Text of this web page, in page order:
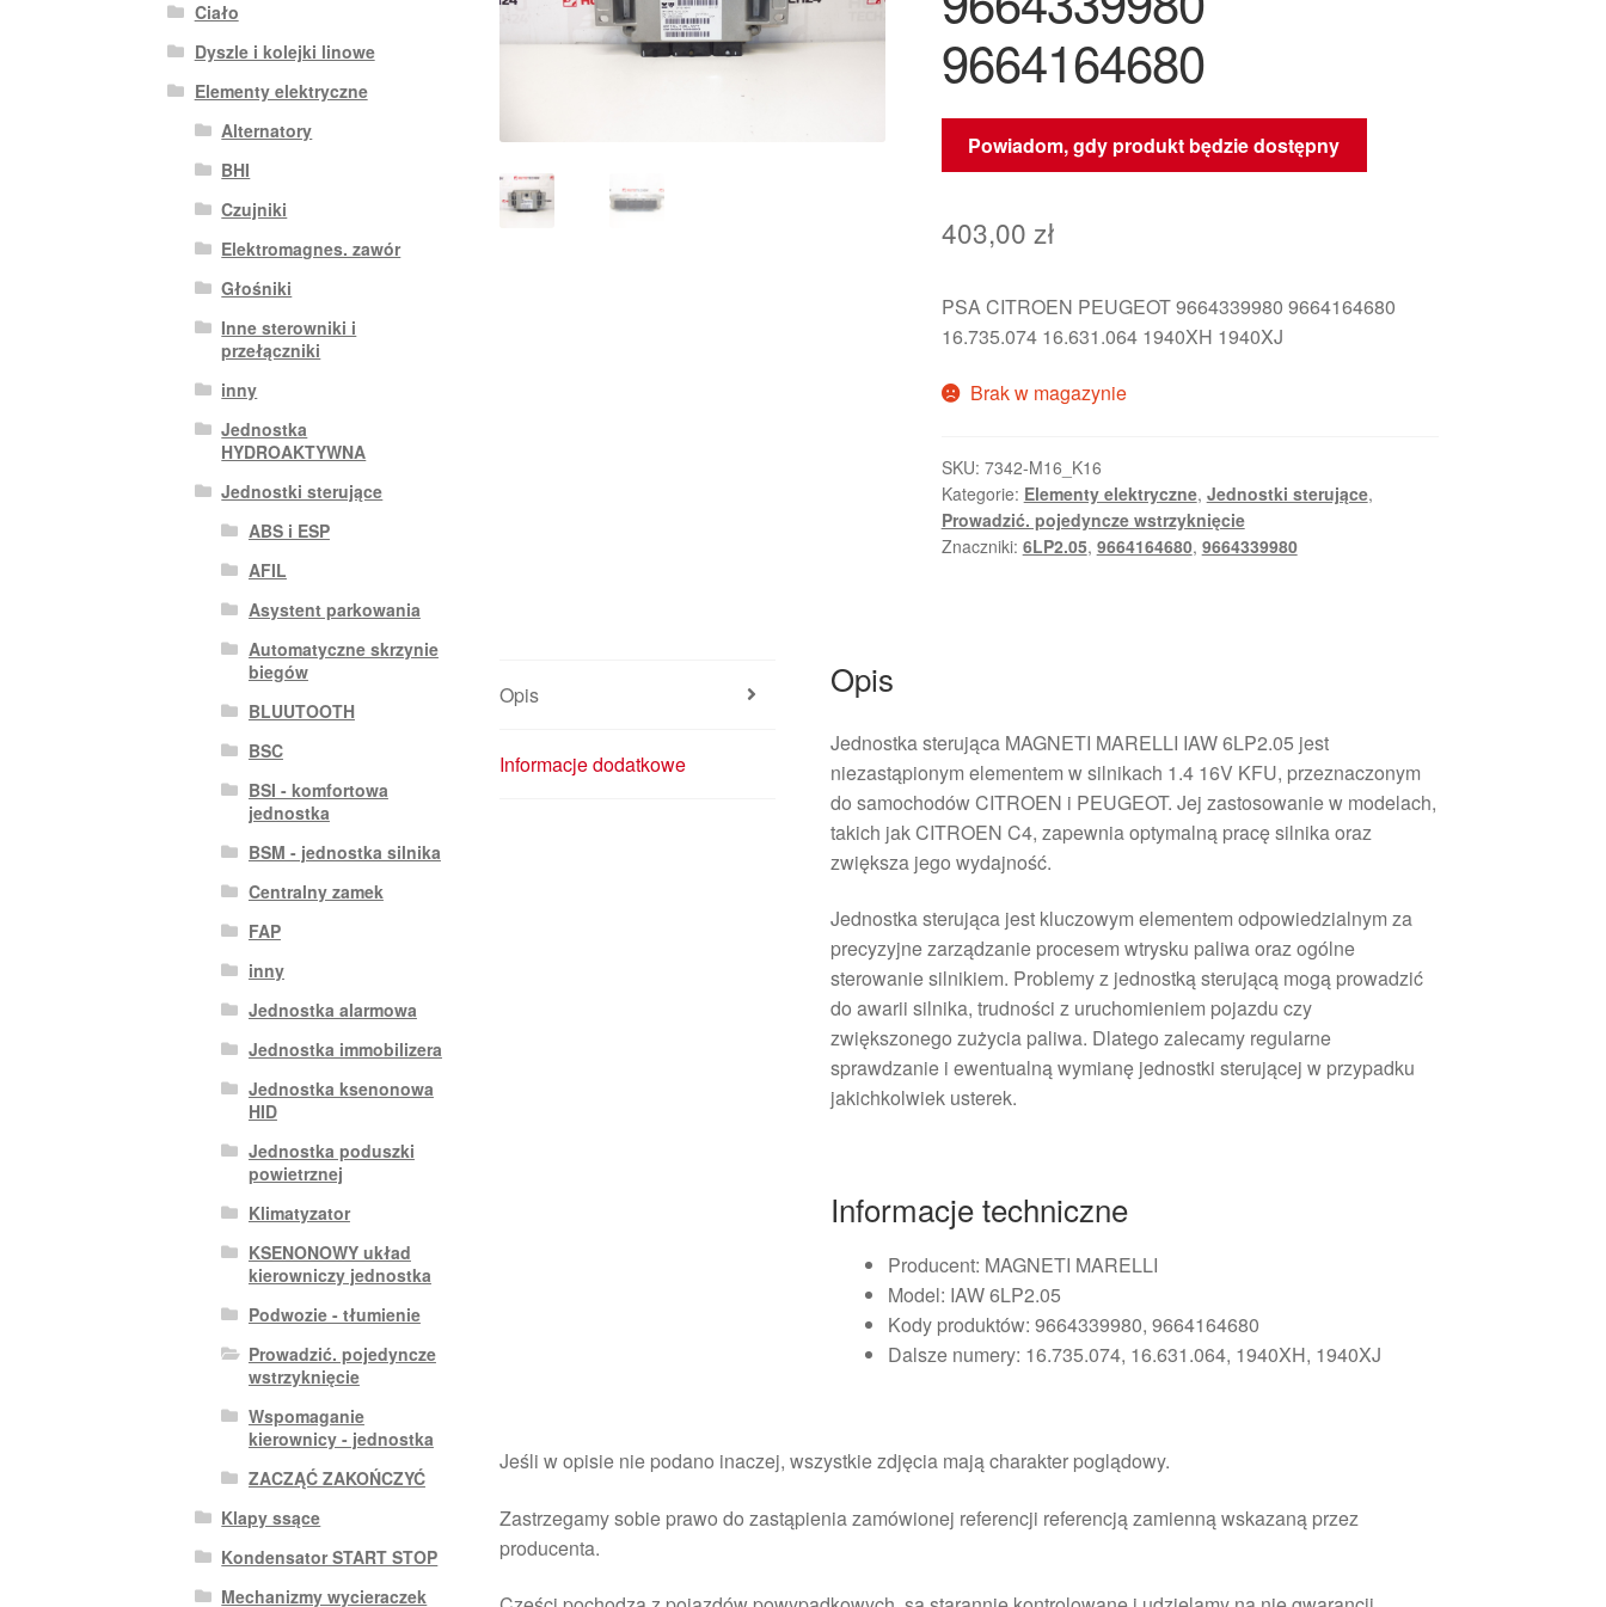
9664164680
Powiadom, gdy produkt będzie dostępny
403,00 zł
PSA CITROEN PEUGEOT 9664339980 9664164680
16.735.074 16.631.064 1940XH 1940XJ
Brak w magazynie
SKU: 7342-M16_K16
Kategorie: Elementy elektryczne, Jednostki sterujące,
Prowadzić. pojedyncze wstrzyknięcie
Znaczniki: 6LP2.05, 9664164680, 9664339980
Opis
Informacje dodatkowe
Opis
Jednostka sterująca MAGNETI MARELLI IAW 6LP2.05 jest
niezastąpionym elementem w silnikach 1.4 16V KFU, przeznaczonym
do samochodów CITROEN i PEUGEOT. Jej zastosowanie w modelach,
takich jak CITROEN C4, zapewnia optymalną pracę silnika oraz
zwiększa jego wydajność.
Jednostka sterująca jest kluczowym elementem odpowiedzialnym za
precyzyjne zarządzanie procesem wtrysku paliwa oraz ogólne
sterowanie silnikiem. Problemy z jednostką sterującą mogą prowadzić
do awarii silnika, trudności z uruchomieniem pojazdu czy
zwiększonego zużycia paliwa. Dlatego zalecamy regularne
sprawdzanie i ewentualną wymianę jednostki sterującej w przypadku
jakichkolwiek usterek.
Informacje techniczne
Producent: MAGNETI MARELLI
Model: IAW 6LP2.05
Kody produktów: 9664339980, 9664164680
Dalsze numery: 16.735.074, 16.631.064, 1940XH, 1940XJ
Jeśli w opisie nie podano inaczej, wszystkie zdjęcia mają charakter poglądowy.
Zastrzegamy sobie prawo do zastąpienia zamówionej referencji referencją zamienną wskazaną przez
producenta.
Ciało
Dyszle i kolejki linowe
Elementy elektryczne
Alternatory
BHI
Czujniki
Elektromagnes. zawór
Głośniki
Inne sterowniki i
przełączniki
inny
Jednostka
HYDROAKTYWNA
Jednostki sterujące
ABS i ESP
AFIL
Asystent parkowania
Automatyczne skrzynie
biegów
BLUUTOOTH
BSC
BSI - komfortowa
jednostka
BSM - jednostka silnika
Centralny zamek
FAP
inny
Jednostka alarmowa
Jednostka immobilizera
Jednostka ksenonowa
HID
Jednostka poduszki
powietrznej
Klimatyzator
KSENONOWY układ
kierowniczy jednostka
Podwozie - tłumienie
Prowadzić. pojedyncze
wstrzyknięcie
Wspomaganie
kierownicy - jednostka
ZACZĄĆ ZAKOŃCZYĆ
Klapy ssące
Kondensator START STOP
Mechanizmy wycieraczek